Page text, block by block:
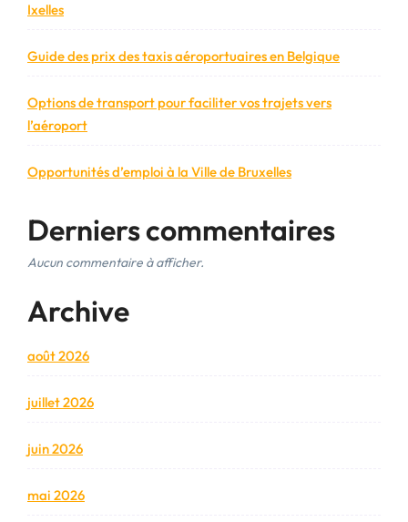
Ixelles
Guide des prix des taxis aéroportuaires en Belgique
Options de transport pour faciliter vos trajets vers
l’aéroport
Opportunités d’emploi à la Ville de Bruxelles
Derniers commentaires
Aucun commentaire à afficher.
Archive
août 2026
juillet 2026
juin 2026
mai 2026